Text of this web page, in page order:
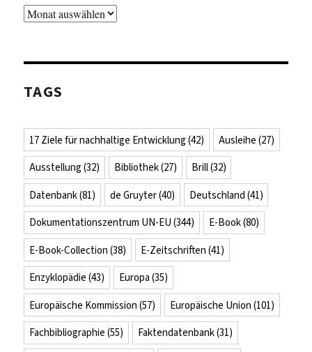
Archiv
TAGS
17 Ziele für nachhaltige Entwicklung (42) Ausleihe (27)
Ausstellung (32) Bibliothek(27) Brill(32)
Datenbank(81) de Gruyter(40) Deutschland (41)
Dokumentationszentrum UN-EU (344) E-Book(80)
E-Book-Collection (38) E-Zeitschriften (41)
Enzyklopädie (43) Europa (35)
Europäische Kommission (57) Europäische Union (101)
Fachbibliographie (55) Faktendatenbank(31)